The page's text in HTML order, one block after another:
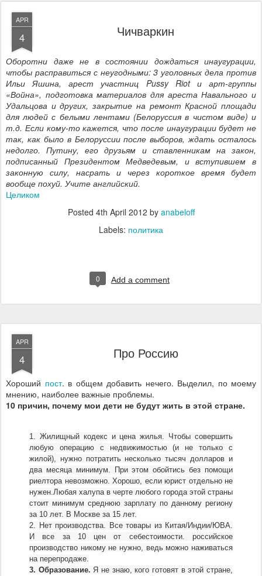
APR
4 Чичваркин
Оборотни даже не в состоянии дождаться инаугурации,
чтобы расправиться с неугодными: 3 уголовных дела против
Ильи Яшина, арест участниц Pussy Riot и арт-группы
«Война», подготовка материалов для ареста Навального и
Удальцова и других, закрытие на ремонт Красной площади
для людей с белыми лентами (Белоруссия в чистом виде) и
т.д. Если кому-то кажется, что после инаугурации будет не
так, как было в Белоруссии после выборов, ждать осталось
недолго. Путину, его друзьям и ставленникам на закон,
подписанный Президентом Медведевым, и вступившем в
законную силу, насрать и через короткое время будет
вообще похуй. Учите английский.
Целиком
Posted 4th April 2012 by anabeloff
Labels: политика
0 Add a comment
APR
4 Про Россию
Хороший пост. в общем добавить нечего. Выделил, по моему
мнению, наиболее важные проблемы.
10 причин, почему мои дети не будут жить в этой стране.
1. Жилищный кодекс и цена жилья. Чтобы совершить
любую операцию с недвижимостью (и не только с
жилой), нужно потратить несколько тысяч долларов и
два месяца минимум. При этом обойтись без помощи
риелтора невозможно. Хорошо, если юрист отдельно не
нужен.Любая халупа в черте любого города этой страны
стоит минимум среднюю зарплату по данному региону
за 10 лет. В Москве за 15 лет.
2. Нет производства. Все товары из Китая/Индии/ЮВА.
И все за 10 цен от себестоимости. российское
производство никому не нужно, ведь можно наживаться
на перепродаже.
3. Образование.Я не знаю, кого готовят в этой стране,